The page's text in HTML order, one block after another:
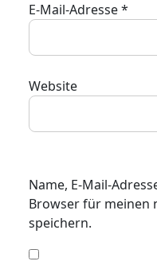
E-Mail-Adresse*
Website
Name, E-Mail-
Browser für meinen
speichern.